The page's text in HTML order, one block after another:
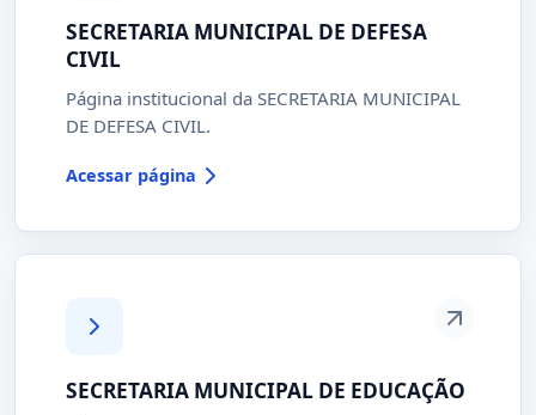
SECRETARIA MUNICIPAL DE DEFESA
CIVIL
Página institucional da SECRETARIA MUNICIPAL
DE DEFESA CIVIL.
Acessar página
SECRETARIA MUNICIPAL DE EDUCAÇÃO